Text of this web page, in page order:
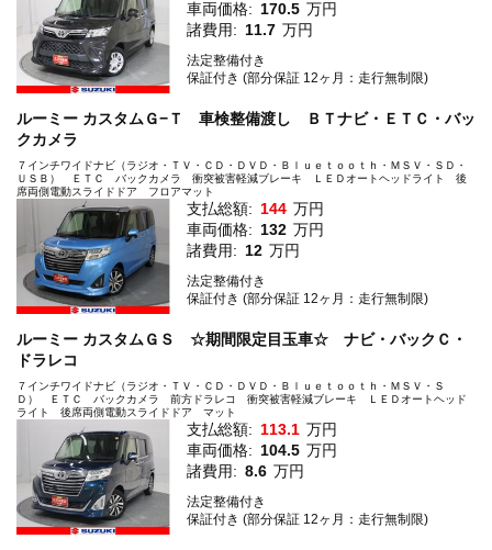
車両価格: 170.5 万円
諸費用: 11.7 万円
法定整備付き
保証付き (部分保証 12ヶ月：走行無制限)
ルーミー カスタムＧ−Ｔ 車検整備渡し ＢＴナビ・ＥＴＣ・バッ
クカメラ
７インチワイドナビ（ラジオ・ＴＶ・ＣＤ・ＤＶＤ・Ｂｌｕｅｔｏｏｔｈ・ＭＳＶ・ＳＤ・
ＵＳＢ） ＥＴＣ バックカメラ 衝突被害軽減ブレーキ ＬＥＤオートヘッドライト 後
席両側電動スライドドア フロアマット
支払総額: 144 万円
車両価格: 132 万円
諸費用: 12 万円
法定整備付き
保証付き (部分保証 12ヶ月：走行無制限)
ルーミー カスタムＧＳ ☆期間限定目玉車☆ ナビ・バックＣ・
ドラレコ
７インチワイドナビ（ラジオ・ＴＶ・ＣＤ・ＤＶＤ・Ｂｌｕｅｔｏｏｔｈ・ＭＳＶ・Ｓ
Ｄ） ＥＴＣ バックカメラ 前方ドラレコ 衝突被害軽減ブレーキ ＬＥＤオートヘッド
ライト 後席両側電動スライドドア マット
支払総額: 113.1 万円
車両価格: 104.5 万円
諸費用: 8.6 万円
法定整備付き
保証付き (部分保証 12ヶ月：走行無制限)